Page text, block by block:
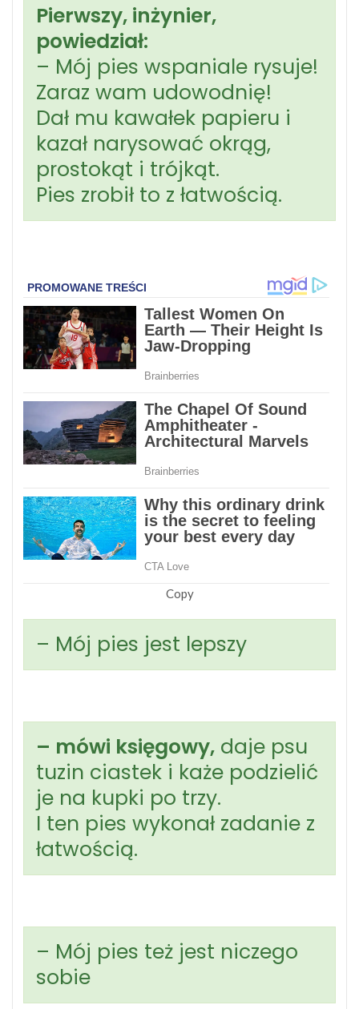
Pierwszy, inżynier,
powiedział:
– Mój pies wspaniale rysuje!
Zaraz wam udowodnię!
Dał mu kawałek papieru i
kazał narysować okrąg,
prostokąt i trójkąt.
Pies zrobił to z łatwością.
Copy
– Mój pies jest lepszy
– mówi księgowy, daje psu
tuzin ciastek i każe podzielić
je na kupki po trzy.
I ten pies wykonał zadanie z
łatwością.
– Mój pies też jest niczego
sobie